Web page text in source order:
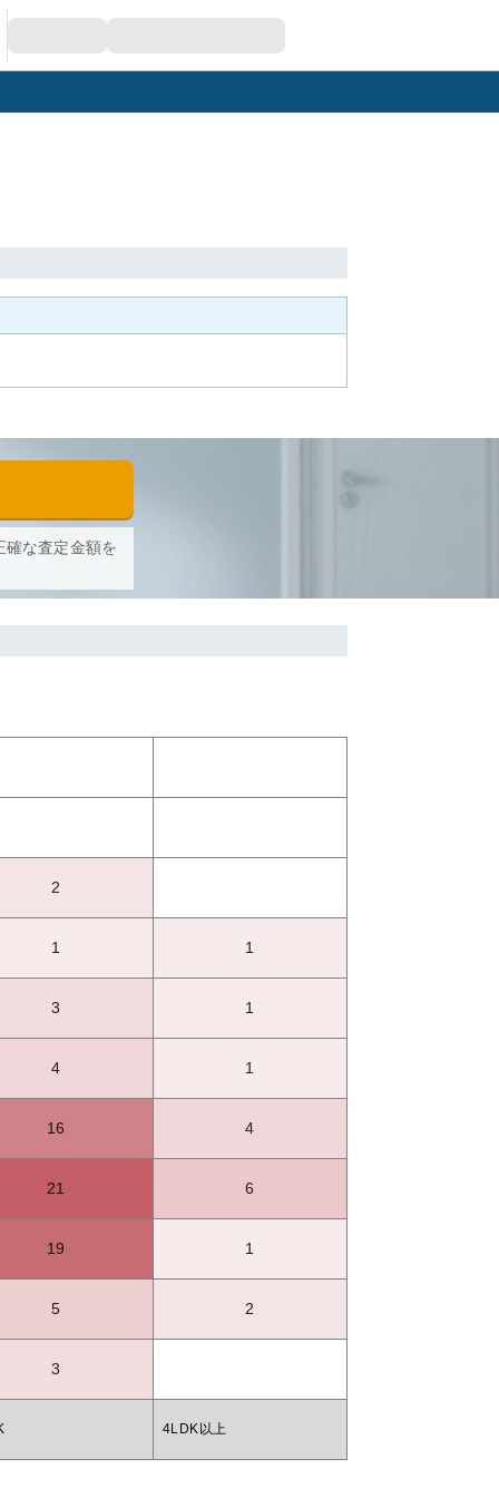
確な査定金額を
2
1 1
3 1
4 1
16 4
21 6
19 1
5 2
3
4LDK以上